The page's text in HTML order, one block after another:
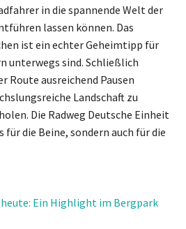
in die spannende Welt der
lassen können. Das
ist ein echter Geheimtipp für
unterwegs sind. Schließlich
Route ausreichend Pausen
Landschaft zu
Die Radweg Deutsche Einheit
die Beine, sondern auch für die
heute: Ein Highlight im Bergpark